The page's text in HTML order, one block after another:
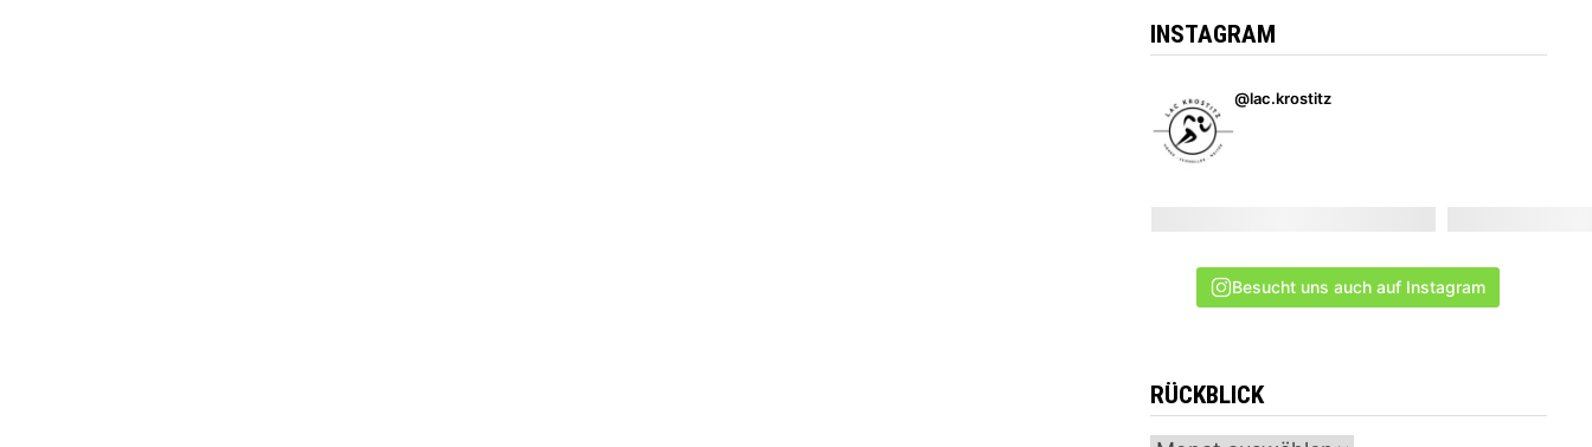
INSTAGRAM
@lac.krostitz
Besucht uns auch auf Instagram
RÜCKBLICK